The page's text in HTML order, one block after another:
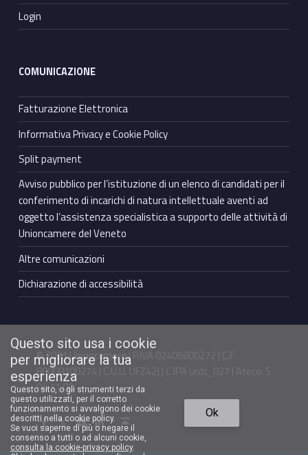
Login
COMUNICAZIONE
Fatturazione Elettronica
Informativa Privacy e Cookie Policy
Split payment
Avviso pubblico per l’istituzione di un elenco di candidati per il
conferimento di incarichi di natura intellettuale aventi ad
oggetto l’assistenza specialistica a supporto delle attività di
Unioncamere del Veneto
Altre comunicazioni
Dichiarazione di accessibilità
© 2021 Unioncamere | P.IVA 02406800272 | C.F.
80009100274 | C.U.U. UFZ42J | C.IPA urdc_027 | Ateco: S
94.11.00
Facebook Unioncamere VenetoTwitter Unioncamere VenetoYoutube Unioncamere VenetoLinkedin Unioncamere Veneto Torna in cima ↑
Questo sito usa i cookie
per migliorare la tua
esperienza
Questo sito, o gli strumenti terzi da
questo utilizzati, per il corretto
funzionamento si avvalgono dei cookie
descritti nella cookie policy.
Se vuoi saperne di più o negare il
consenso a tutti o ad alcuni cookie,
consulta la cookie-privacy policy.
Ok